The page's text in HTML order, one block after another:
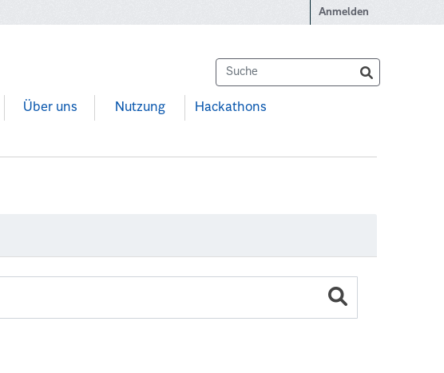
Anmelden
Über uns Nutzung Hackathons